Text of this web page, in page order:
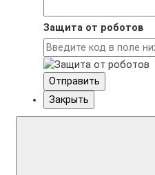
Защита от роботов
Отправить
Закрыть